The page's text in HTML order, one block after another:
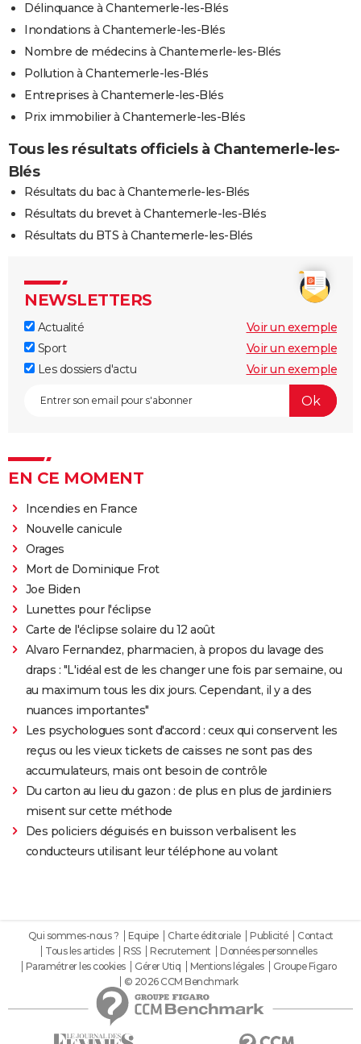
Délinquance à Chantemerle-les-Blés
Inondations à Chantemerle-les-Blés
Nombre de médecins à Chantemerle-les-Blés
Pollution à Chantemerle-les-Blés
Entreprises à Chantemerle-les-Blés
Prix immobilier à Chantemerle-les-Blés
Tous les résultats officiels à Chantemerle-les-
Blés
Résultats du bac à Chantemerle-les-Blés
Résultats du brevet à Chantemerle-les-Blés
Résultats du BTS à Chantemerle-les-Blés
NEWSLETTERS
Actualité
Voir un exemple
Sport
Voir un exemple
Les dossiers d'actu
Voir un exemple
EN CE MOMENT
Incendies en France
Nouvelle canicule
Orages
Mort de Dominique Frot
Joe Biden
Lunettes pour l'éclipse
Carte de l'éclipse solaire du 12 août
Alvaro Fernandez, pharmacien, à propos du lavage des
draps : "L'idéal est de les changer une fois par semaine, ou
au maximum tous les dix jours. Cependant, il y a des
nuances importantes"
Les psychologues sont d'accord : ceux qui conservent les
reçus ou les vieux tickets de caisses ne sont pas des
accumulateurs, mais ont besoin de contrôle
Du carton au lieu du gazon : de plus en plus de jardiniers
misent sur cette méthode
Des policiers déguisés en buisson verbalisent les
conducteurs utilisant leur téléphone au volant
Qui sommes-nous ? Equipe Charte éditoriale Publicité
Contact
Tous les articles
RSS Recrutement
Données personnelles
Paramétrer les cookies
Gérer Utiq Mentions légales
Groupe Figaro
© 2026 CCM Benchmark